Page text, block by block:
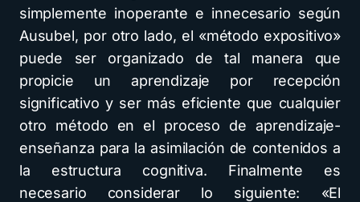
simplemente inoperante e innecesario según
Ausubel, por otro lado, el «método expositivo»
puede ser organizado de tal manera que
propicie un aprendizaje por recepción
significativo y ser más eficiente que cualquier
otro método en el proceso de aprendizaje-
enseñanza para la asimilación de contenidos a
la estructura cognitiva. Finalmente es
necesario considerar lo siguiente: «El